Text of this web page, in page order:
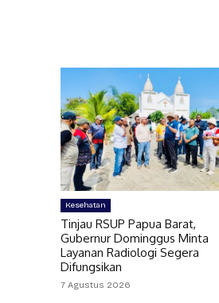
Kesehatan
Tinjau RSUP Papua Barat,
Gubernur Dominggus Minta
Layanan Radiologi Segera
Difungsikan
7 Agustus 2026